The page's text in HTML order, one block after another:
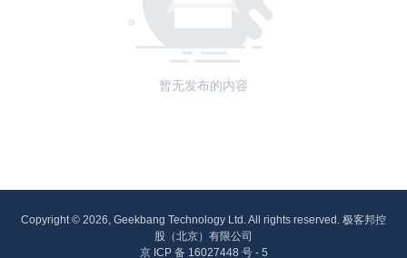
暂无发布的内容
Copyright © 2026, Geekbang Technology Ltd. All rights reserved. 极客邦控
股（北京）有限公司
京 ICP 备 16027448 号 - 5